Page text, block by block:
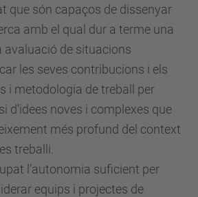
que són capaços de dissenyar
amb el qual dur a terme una
avaluació de situacions
les seves contribucions i els
i metodologia de treball per
d’idees noves i complexes que
més profund del context
treballi.
l’autonomia suficient per
equips i projectes de